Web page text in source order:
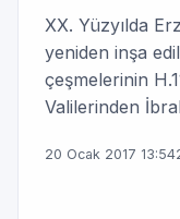
XX. Yüzyılda
yeniden inşa
çeşmelerinin
Valilerinden
20 Ocak 2017 13:54